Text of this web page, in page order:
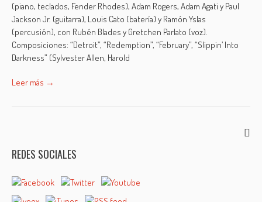
(piano, teclados, Fender Rhodes), Adam Rogers, Adam Agati y Paul
Jackson Jr. (guitarra), Louis Cato (batería) y Ramón Yslas
(percusión), con Rubén Blades y Gretchen Parlato (voz).
Composiciones: “Detroit”, “Redemption”, “February”, “Slippin’ Into
Darkness” (Sylvester Allen, Harold
Leer más →
REDES SOCIALES